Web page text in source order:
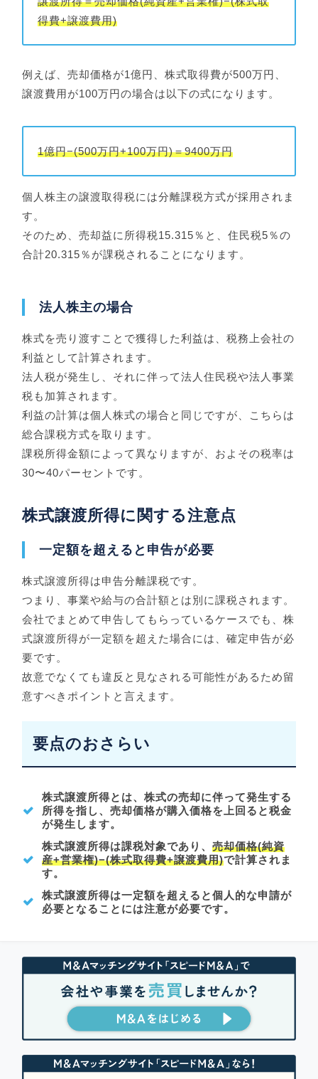
得費+譲渡費用)
例えば、売却価格が1億円、株式取得費が500万円、
譲渡費用が100万円の場合は以下の式になります。
1億円−(500万円+100万円)＝9400万円
個人株主の譲渡取得税には分離課税方式が採用されま
す。
そのため、売却益に所得税15.315％と、住民税5％の
合計20.315％が課税されることになります。
法人株主の場合
株式を売り渡すことで獲得した利益は、税務上会社の
利益として計算されます。
法人税が発生し、それに伴って法人住民税や法人事業
税も加算されます。
利益の計算は個人株式の場合と同じですが、こちらは
総合課税方式を取ります。
課税所得金額によって異なりますが、およその税率は
30〜40パーセントです。
株式譲渡所得に関する注意点
一定額を超えると申告が必要
株式譲渡所得は申告分離課税です。
つまり、事業や給与の合計額とは別に課税されます。
会社でまとめて申告してもらっているケースでも、株
式譲渡所得が一定額を超えた場合には、確定申告が必
要です。
故意でなくても違反と見なされる可能性があるため留
意すべきポイントと言えます。
要点のおさらい
株式譲渡所得とは、株式の売却に伴って発生する
所得を指し、売却価格が購入価格を上回ると税金
が発生します。
株式譲渡所得は課税対象であり、売却価格(純資
産+営業権)−(株式取得費+譲渡費用)で計算されま
す。
株式譲渡所得は一定額を超えると個人的な申請が
必要となることには注意が必要です。